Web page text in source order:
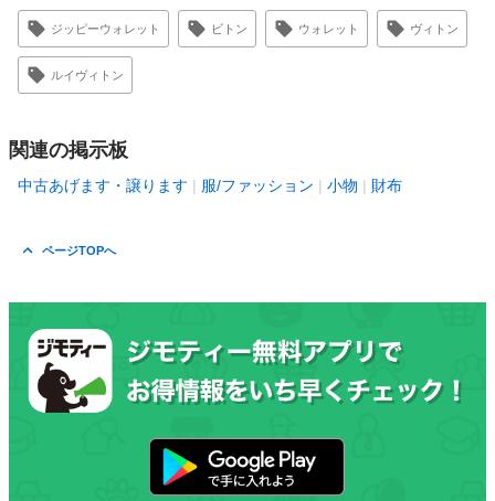
ジッピーウォレット ビトン ウォレット ヴィトン
ルイヴィトン
関連の掲示板
中古あげます・譲ります 服/ファッション 小物 財布
ページTOPへ